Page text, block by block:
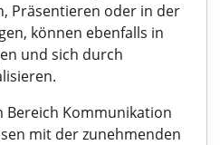
Präsentieren oder in der
können ebenfalls in
und sich durch
Bereich Kommunikation
mit der zunehmenden